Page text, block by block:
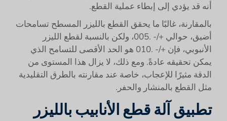
أنه قد يؤدي إلى إبطاء عملية القطع.
بالمقارنة، غالبًا ما يحقق القطع بالليزر المسطح تسامحات
أضيق، حوالي +/- .005، ولكن بالنسبة لقطع الليزر
الأنبوبي، فإن +/- .010 هو الحد الأقصى للتسامح الذي
يمكن تحقيقه عادةً. ومع ذلك، لا يزال هذا المستوى من
الدقة مثيرًا للإعجاب، خاصة عند مقارنته بالطرق التقليدية
مثل القطع بالمنشار والحفر.
تطبيق آلة قطع الأنابيب بالليزر